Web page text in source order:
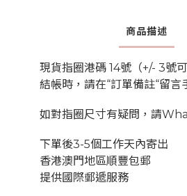
商品描述
現貨指圈港碼 14號（+/- 3號可
結帳時，請在“訂單備註“留言
如對指圈尺寸有疑問，請
下單後3-5個工作天內寄出
香港澳門地區順豐包郵
提供國際郵遞服務